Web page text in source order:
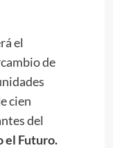
el
de
cien
del
el Futuro.